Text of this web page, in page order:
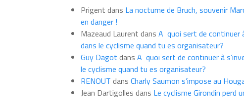
moisPrigent dans La nocturne de Bruch, souvenir
en danger !
Mazeaud Laurent dans A quoi sert de continuer
dans le cyclisme quand tu es organisateur?
Guy Dagot dans A quoi sert de continuer à
le cyclisme quand tu es organisateur?
RENOUT dans Charly Saumon s’impose au
Jean Dartigolles dans Le cyclisme Girondin perd